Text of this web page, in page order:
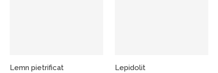
Lemn pietrificat Lepidolit